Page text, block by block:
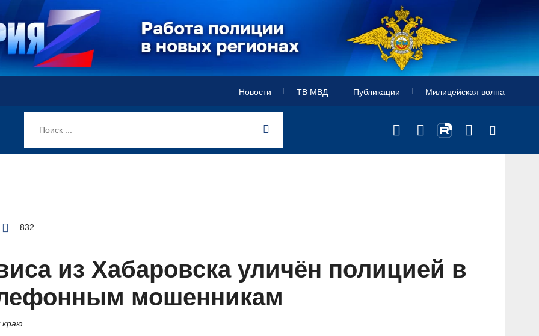
Новости ТВ МВД Публикации Милицейская волна
832
из Хабаровска уличён полицией в
мошенникам
краю